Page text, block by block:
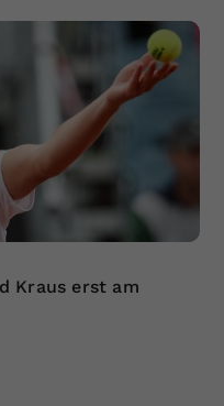
Kraus erst am
Ihre Consent-
anderem eine
ID, für die
Ihrer
falls der
dies eingestellt